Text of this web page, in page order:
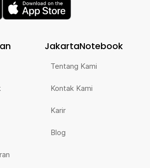
JakartaNotebook
Tentang Kami
Kontak Kami
Karir
Blog